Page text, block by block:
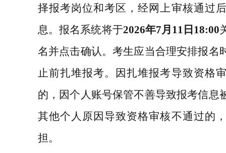
择报考岗位和考区，经网上审核通过
息。报名系统将于2026年7月 11 日 18:00
名并点击确认。考生应当合理安排报名
止前扎堆报考。因扎堆报考导致资格
的，因个人账号保管不善导致报考信息
其他个人原因导致资格审核不通过的
担。